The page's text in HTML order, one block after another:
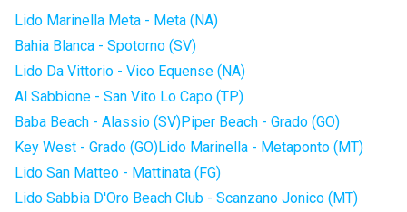
Lido Marinella Meta - Meta (NA)
Bahia Blanca - Spotorno (SV)
Lido Da Vittorio - Vico Equense (NA)
Al Sabbione - San Vito Lo Capo (TP)
Baba Beach - Alassio (SV)Piper Beach - Grado (GO)
Key West - Grado (GO)Lido Marinella - Metaponto (MT)
Lido San Matteo - Mattinata (FG)
Lido Sabbia D'Oro Beach Club - Scanzano Jonico (MT)